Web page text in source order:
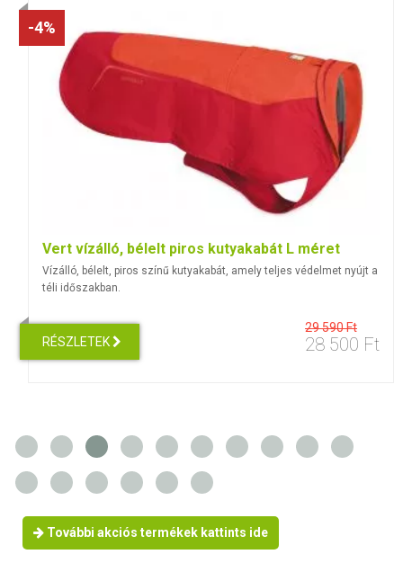
-4%
Vert vízálló, bélelt piros kutyakabát L méret
Vízálló, bélelt, piros színű kutyakabát, amely teljes védelmet nyújt a
téli időszakban.
29 590 Ft
28 500 Ft
RÉSZLETEK
További akciós termékek kattints ide